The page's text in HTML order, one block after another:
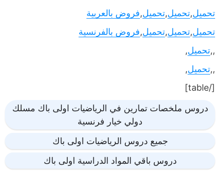
تحميل,تحميل,تحميل,فروض بالعربية
تحميل,تحميل,تحميل,فروض بالفرنسية
,,تحميل,
,,تحميل,
[/table]
دروس ملخصات تمارين في الرياضيات اولى باك مسلك
دولي خيار فرنسية
جميع دروس الرياضيات اولى باك
دروس باقي المواد الدراسية اولى باك